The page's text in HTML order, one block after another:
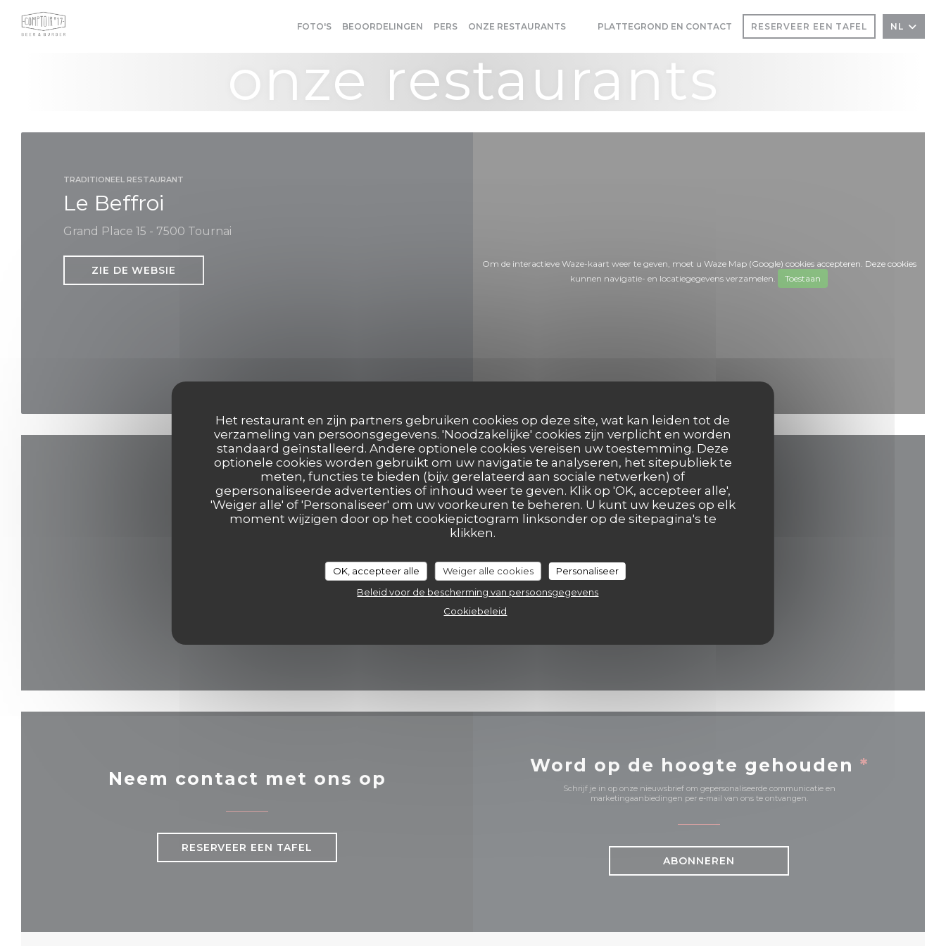
Cookies beheer paneel
Het restaurant en zijn partners gebruiken cookies op deze site, wat kan leiden tot de
verzameling van persoonsgegevens. 'Noodzakelijke' cookies zijn verplicht en worden
standaard geïnstalleerd. Andere optionele cookies vereisen uw toestemming. Deze
optionele cookies worden gebruikt om uw navigatie te analyseren, het sitepubliek te
meten, functies te bieden (bijv. gerelateerd aan sociale netwerken) of
gepersonaliseerde advertenties of inhoud weer te geven. Klik op 'OK, accepteer alle',
'Weiger alle' of 'Personaliseer' om uw voorkeuren te beheren. U kunt uw keuzes op elk
moment wijzigen door op het cookiepictogram linksonder op de sitepagina's te
klikken.
OK, accepteer alle Weiger alle cookies
Personaliseer
Beleid voor de bescherming van persoonsgegevens
Cookiebeleid
FOTO'S BEOORDELINGEN PERS ONZE RESTAURANTS
((OPENT IN EEN NIEUW VENSTER))
((OPENT IN EEN NIEUW VENSTER))
PLATTEGROND EN CONTACT RESERVEER EEN TAFEL NL
onze restaurants
TRADITIONEEL RESTAURANT
Le Beffroi
Grand Place 15 - 7500 Tournai
ZIE DE WEBSIE
Om de interactieve Waze-kaart weer te geven, moet u Waze Map (Google) cookies accepteren. Deze cookies
kunnen navigatie- en locatiegegevens verzamelen.
Toestaan
Plattegrond en Contact
069 84 30 35
eelke.ashley@hotmail.com
Facebook ((opent in een nieuw venster))
Neem contact met ons op
RESERVEER EEN TAFEL
Word op de hoogte gehouden *
Schrijf je in op onze nieuwsbrief om gepersonaliseerde communicatie en
marketingaanbiedingen per e-mail van ons te ontvangen.
ABONNEREN